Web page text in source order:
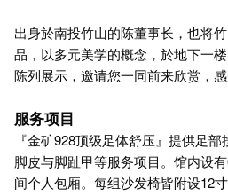
出身於南投竹山的陈董事长，也将
品，以多元美学的概念，於地下一
陈列展示，邀请您一同前来欣赏，感
服务项目
『金矿928顶级足体舒压』提供足
脚皮与脚趾甲等服务项目。馆内设
间个人包厢。每组沙发椅皆附设12